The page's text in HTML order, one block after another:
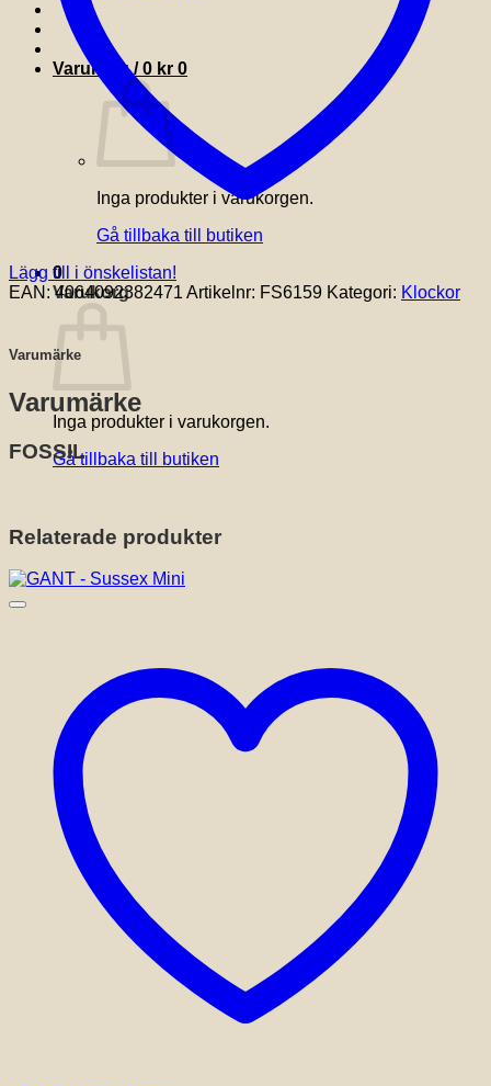
Varukorg /0 kr 0
Inga produkter i varukorgen.
Gå tillbaka till butiken
0
Varukorg
Inga produkter i varukorgen.
Gå tillbaka till butiken
Lägg till i önskelistan!
EAN:4064092382471 Artikelnr: FS6159 Kategori: Klockor
Varumärke
Varumärke
FOSSIL
Relaterade produkter